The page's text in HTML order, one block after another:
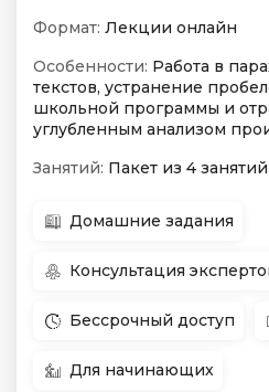
Формат: Лекции онлайн
Особенности: Работа в
текстов, устранение
школьной программы и
углубленным анализом
Занятий: Пакет из 4
Домашние задания
Консультация
Бессрочный доступ
Для начинающих